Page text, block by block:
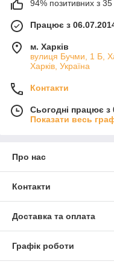
94% позитивних з 35
Працює з
м. Харків
вулиця Бучми, 1 Б,
Харків, Україна
Контакти
Сьогодні працює з
Показати весь
Про нас
Контакти
Доставка та оплата
Графік роботи